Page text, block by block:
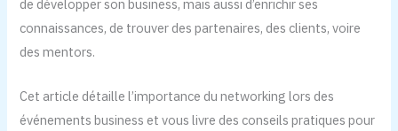
de développer son business, mais aussi d’enrichir ses
connaissances, de trouver des partenaires, des clients, voire
des mentors.
Cet article détaille l’importance du networking lors des
événements business et vous livre des conseils pratiques pour